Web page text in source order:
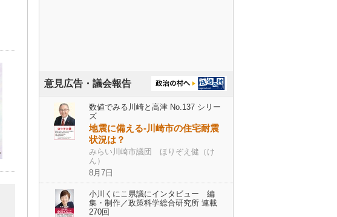
意見広告・議会報告
数値でみる川崎と高津 No.137 シリー
ズ
地震に備える-川崎市の住宅耐震
状況は？
みらい川崎市議団 ほりぞえ健（け
ん）
8月7日
小川くにこ県議にインタビュー 編
集・制作／政策科学総合研究所 連載
270回